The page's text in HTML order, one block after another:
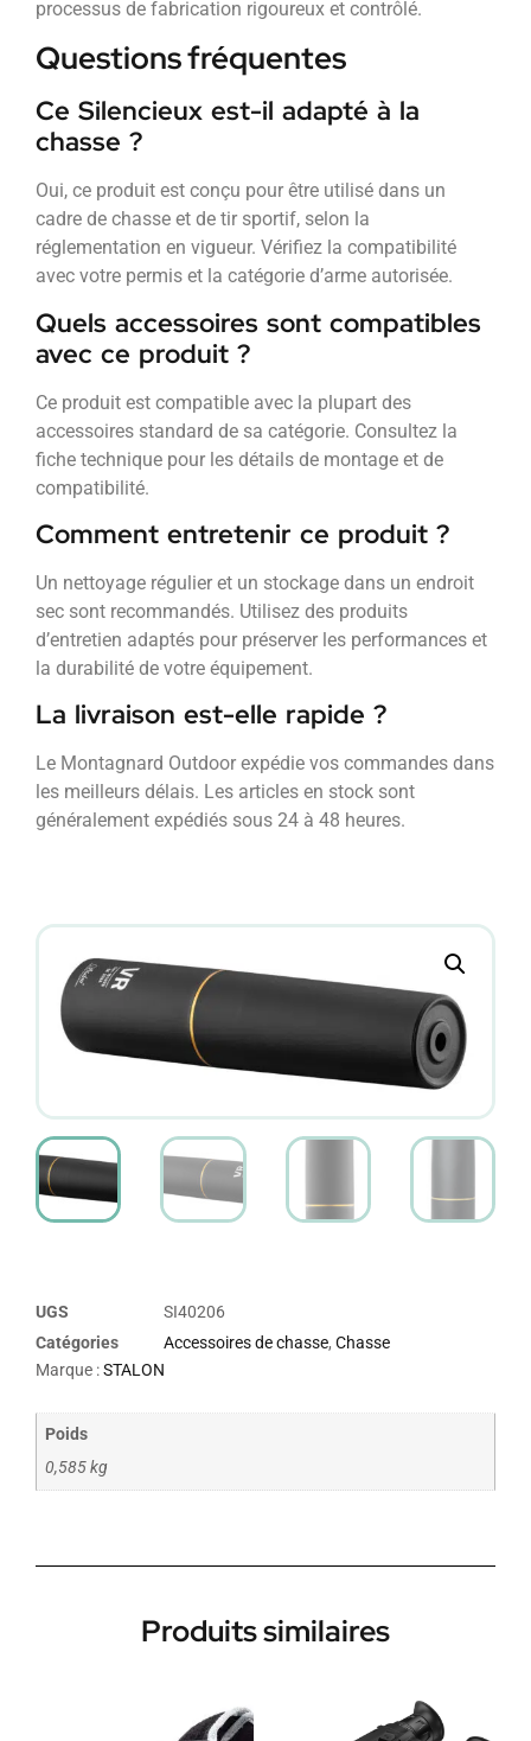
processus de fabrication rigoureux et contrôlé.
Questions fréquentes
Ce Silencieux est-il adapté à la
chasse ?
Oui, ce produit est conçu pour être utilisé dans un
cadre de chasse et de tir sportif, selon la
réglementation en vigueur. Vérifiez la compatibilité
avec votre permis et la catégorie d’arme autorisée.
Quels accessoires sont compatibles
avec ce produit ?
Ce produit est compatible avec la plupart des
accessoires standard de sa catégorie. Consultez la
fiche technique pour les détails de montage et de
compatibilité.
Comment entretenir ce produit ?
Un nettoyage régulier et un stockage dans un endroit
sec sont recommandés. Utilisez des produits
d’entretien adaptés pour préserver les performances et
la durabilité de votre équipement.
La livraison est-elle rapide ?
Le Montagnard Outdoor expédie vos commandes dans
les meilleurs délais. Les articles en stock sont
généralement expédiés sous 24 à 48 heures.
UGS
SI40206
Catégories
Accessoires de chasse, Chasse
Marque :STALON
Poids
0,585 kg
Produits similaires